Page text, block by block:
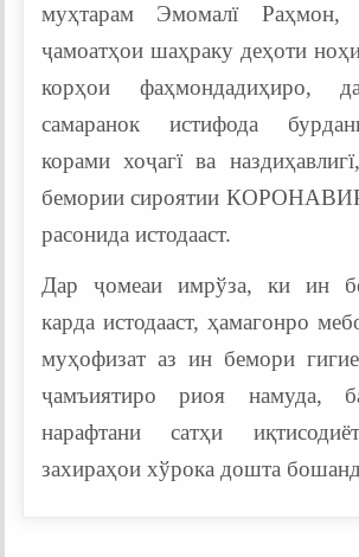
муҳтарам Эмомалї Раҳмон,
ҷамоатҳои шаҳраку деҳоти
корҳои фаҳмондадиҳиро,
самаранок истифода
корами хоҷагї ва
бемории сироятии
расонида истодааст.
Дар ҷомеаи имрўза, ки ин
карда истодааст, ҳамагонро
муҳофизат аз ин бемори
ҷамъиятиро риоя намуда,
нарафтани сатҳи
захираҳои хўрока дошта